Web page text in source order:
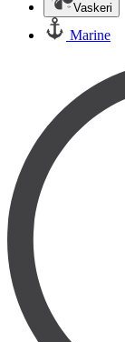
Vaskeri
Marine